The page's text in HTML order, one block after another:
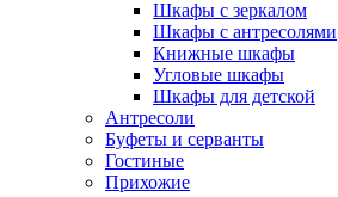
Шкафы с зеркалом
Шкафы с антресолями
Книжные шкафы
Угловые шкафы
Шкафы для детской
Антресоли
Буфеты и серванты
Гостиные
Прихожие